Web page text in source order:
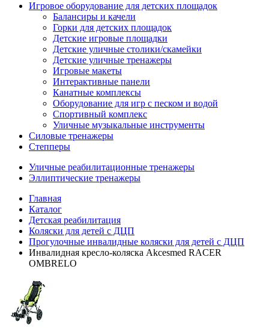
Игровое оборудование для детских площадок
Балансиры и качели
Горки для детских площадок
Детские игровые площадки
Детские уличные столики/скамейки
Детские уличные тренажеры
Игровые макеты
Интерактивные панели
Канатные комплексы
Оборудование для игр с песком и водой
Спортивный комплекс
Уличные музыкальные инструменты
Силовые тренажеры
Степперы
Уличные реабилитационные тренажеры
Эллиптические тренажеры
Главная
Каталог
Детская реабилитация
Коляски для детей с ДЦП
Прогулочные инвалидные коляски для детей с ДЦП
Инвалидная кресло-коляска Akcesmed RACER
OMBRELO